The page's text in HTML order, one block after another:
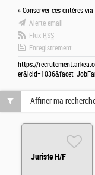
» Conserver ces critères via
Alerte email
Flux RSS
Enregistrement
https://
Juriste H/F
Affiner ma